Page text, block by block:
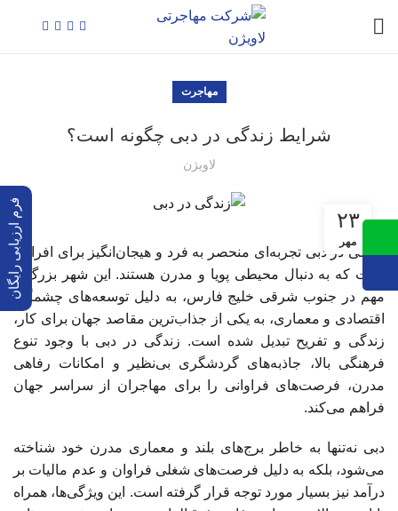
مهاجرت
شرایط زندگی در دبی چگونه است؟
لاویژن
۲۳
مهر
زندگی در دبی تجربه‌ای منحصر به فرد و هیجان‌انگیز برای افرادی
است که به دنبال محیطی پویا و مدرن هستند. این شهر بزرگ و
مهم در جنوب شرقی خلیج فارس، به دلیل توسعه‌های چشمگیر
اقتصادی و معماری، به یکی از جذاب‌ترین مقاصد جهان برای کار،
زندگی و تفریح تبدیل شده است. زندگی در دبی با وجود تنوع
فرهنگی بالا، جاذبه‌های گردشگری بی‌نظیر و امکانات رفاهی
مدرن، فرصت‌های فراوانی را برای مهاجران از سراسر جهان
فراهم می‌کند.
دبی نه‌تنها به خاطر برج‌های بلند و معماری مدرن خود شناخته
می‌شود، بلکه به دلیل فرصت‌های شغلی فراوان و عدم مالیات بر
درآمد نیز بسیار مورد توجه قرار گرفته است. این ویژگی‌ها، همراه
فرم ارزیابی رایگان